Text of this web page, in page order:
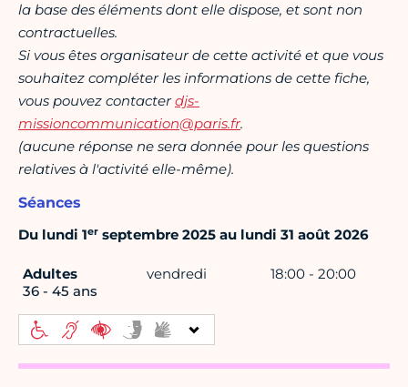
la base des éléments dont elle dispose, et sont non
contractuelles.
Si vous êtes organisateur de cette activité et que vous
souhaitez compléter les informations de cette fiche,
vous pouvez contacterdjs-
missioncommunication@paris.fr.
(aucune réponse ne sera donnée pour les questions
relatives à l'activité elle-même).
Séances
Du lundi 1er septembre 2025 au lundi 31 août 2026
Adultes
36 - 45 ans
vendredi 18:00 - 20:00